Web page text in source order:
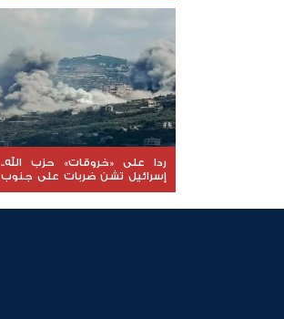
ردا على «خروقات» حزب الله..
إسرائيل تشن ضربات على جنوب